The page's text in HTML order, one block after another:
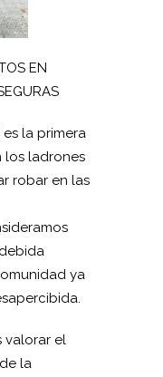
EN
la primera
ladrones
robar en las
ya
valorar el
la